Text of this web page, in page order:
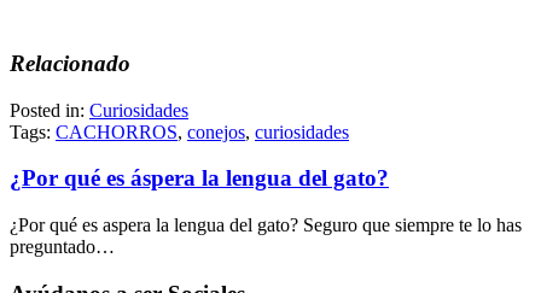
Relacionado
Posted in: Curiosidades
Tags: CACHORROS, conejos, curiosidades
¿Por qué es áspera la lengua del gato?
¿Por qué es aspera la lengua del gato? Seguro que siempre te lo has
preguntado…